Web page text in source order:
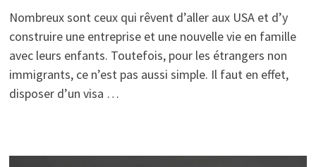
Nombreux sont ceux qui rêvent d’aller aux USA et d’y
construire une entreprise et une nouvelle vie en famille
avec leurs enfants. Toutefois, pour les étrangers non
immigrants, ce n’est pas aussi simple. Il faut en effet,
disposer d’un visa …